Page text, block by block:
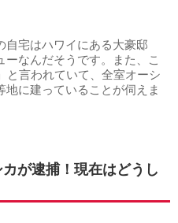
自宅はハワイにある大豪邸
なんだそうです。また、こ
と言われていて、全室オーシ
に建っていることが伺えま
が逮捕！現在はどうし